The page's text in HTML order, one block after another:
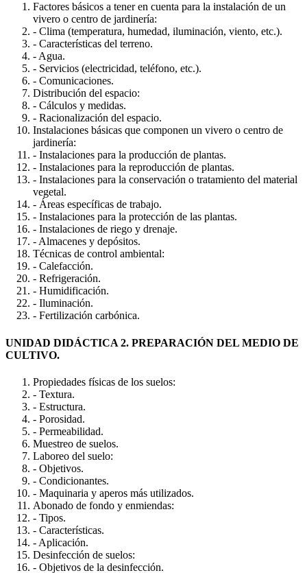
Factores básicos a tener en cuenta para la instalación de un
vivero o centro de jardinería:
- Clima (temperatura, humedad, iluminación, viento, etc.).
- Características del terreno.
- Agua.
- Servicios (electricidad, teléfono, etc.).
- Comunicaciones.
Distribución del espacio:
- Cálculos y medidas.
- Racionalización del espacio.
Instalaciones básicas que componen un vivero o centro de
jardinería:
- Instalaciones para la producción de plantas.
- Instalaciones para la reproducción de plantas.
- Instalaciones para la conservación o tratamiento del material
vegetal.
- Áreas específicas de trabajo.
- Instalaciones para la protección de las plantas.
- Instalaciones de riego y drenaje.
- Almacenes y depósitos.
Técnicas de control ambiental:
- Calefacción.
- Refrigeración.
- Humidificación.
- Iluminación.
- Fertilización carbónica.
UNIDAD DIDÁCTICA 2. PREPARACIÓN DEL MEDIO DE
CULTIVO.
Propiedades físicas de los suelos:
- Textura.
- Estructura.
- Porosidad.
- Permeabilidad.
Muestreo de suelos.
Laboreo del suelo:
- Objetivos.
- Condicionantes.
- Maquinaria y aperos más utilizados.
Abonado de fondo y enmiendas:
- Tipos.
- Características.
- Aplicación.
Desinfección de suelos:
- Objetivos de la desinfección.